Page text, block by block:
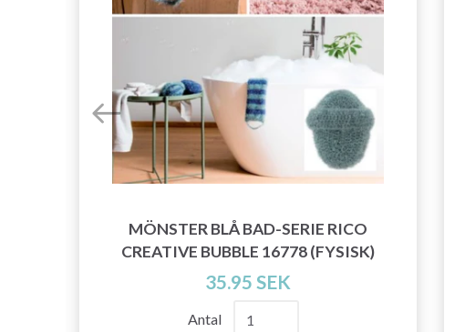
MÖNSTER BLÅ BAD-SERIE RICO
CREATIVE BUBBLE 16778 (FYSISK)
35.95 SEK
Antal